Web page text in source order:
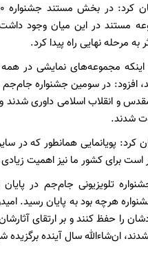
مجموعه مستند در این میان وجود
مجموعه‌های نمایشی در همه
شدند.
کرد: پویانمایی همانطور که در
است برای کشور ما نیز اهمیت زیادی
تلویزیونی جام‌جم در
هرچه بود به پایان رسید.
را حفظ کنند و بر ارتقای
ان‌شاءالله سال آینده برگزیده